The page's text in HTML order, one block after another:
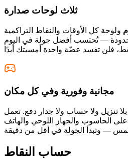
ثلاث لوحات صدارة
ولوحة كل الأوقات والنقاط التراكمية
— تُحتسب أفضل جولة في اليوم
مجانية وفورية وفي كل مكان
تنزيل ولا حساب ولا جدار دفع. تعمل
الحاسوب والجهاز اللوحي والهاتف
حساب النقاط